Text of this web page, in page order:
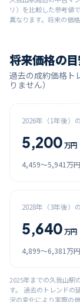
リ）を比較した参考値
異なります。将来の価
将来価格の
過去の成約価格ト
りません）
2026年（1年後）
5,200 万円
4,459〜5,941 万円
2028年（3年後）
5,640 万円
4,899〜6,381 万円
2025年までの久我山駅
す。 過去のトレンドの
況の変化により実際の